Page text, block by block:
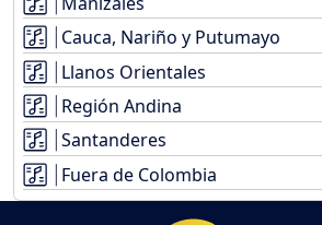
Cauca, Nariño y Putumayo
Llanos Orientales
Región Andina
Santanderes
Fuera de Colombia